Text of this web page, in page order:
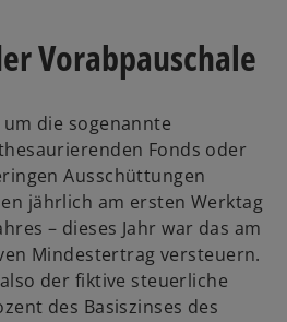
Vorabpauschale
die sogenannte
Fonds oder
Ausschüttungen
jährlich am ersten Werktag
– dieses Jahr war das am
Mindestertrag versteuern.
der fiktive steuerliche
des Basiszinses des